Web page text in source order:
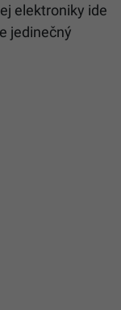
elektroniky ide
jedinečný